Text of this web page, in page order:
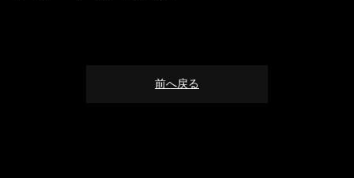
前へ戻る